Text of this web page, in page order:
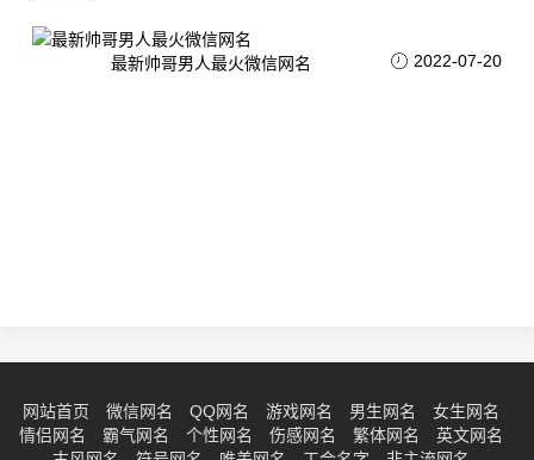
最新帅哥男人最火微信网名 2022-07-20
网站首页 微信网名 QQ网名 游戏网名 男生网名
女生网名
情侣网名
霸气网名 个性网名 伤感网名 繁体网名
英文网名